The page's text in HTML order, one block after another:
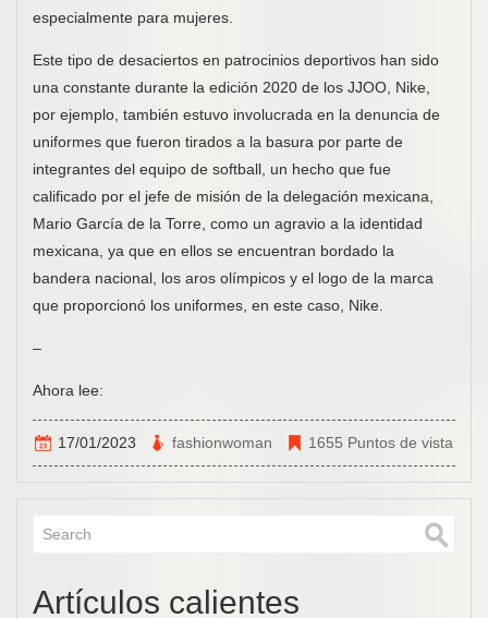
especialmente para mujeres.
Este tipo de desaciertos en patrocinios deportivos han sido
una constante durante la edición 2020 de los JJOO, Nike,
por ejemplo, también estuvo involucrada en la denuncia de
uniformes que fueron tirados a la basura por parte de
integrantes del equipo de softball, un hecho que fue
calificado por el jefe de misión de la delegación mexicana,
Mario García de la Torre, como un agravio a la identidad
mexicana, ya que en ellos se encuentran bordado la
bandera nacional, los aros olímpicos y el logo de la marca
que proporcionó los uniformes, en este caso, Nike.
–
Ahora lee:
17/01/2023 fashionwoman 1655 Puntos de vista
Artículos calientes